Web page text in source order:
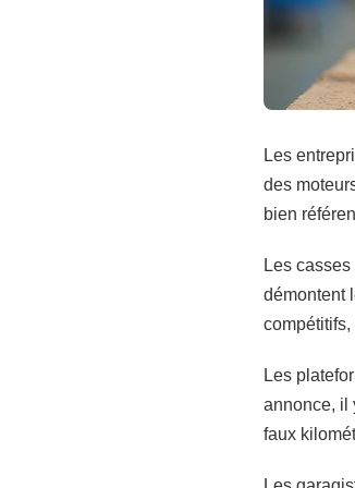
Les
des
bien
Les
démontent
Les
annonce, il
faux